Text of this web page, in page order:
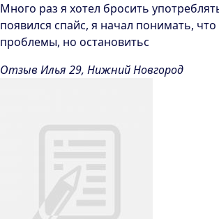
Много раз я хотел бросить
появился спайс, я начал понимать, что
проблемы, но остановитьс
Отзыв Илья 29, Нижний Новгород